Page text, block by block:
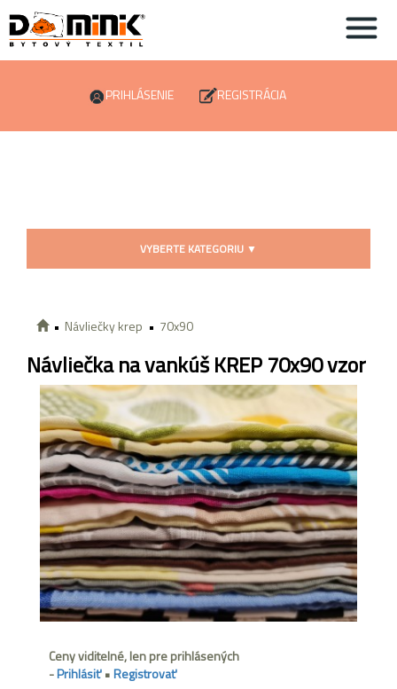
PRIHLÁSENIE REGISTRÁCIA
VYBERTE KATEGORIU ▼
Návliečky krep 70x90
Návliečka na vankúš KREP 70x90 vzor
Ceny viditelné, len pre prihlásených
-Prihlásiť•Registrovať